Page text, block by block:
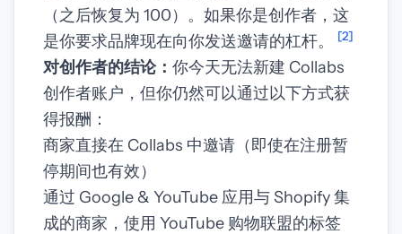
（之后恢复为 100）。如果你是创作者，这
是你要求品牌现在向你发送邀请的杠杆。
[2]
对创作者的结论： 你今天无法新建 Collabs
创作者账户，但你仍然可以通过以下方式获
得报酬：
商家直接在 Collabs 中邀请（即使在注册暂
停期间也有效）
通过 Google & YouTube 应用与 Shopify 集
成的商家，使用 YouTube 购物联盟的标签